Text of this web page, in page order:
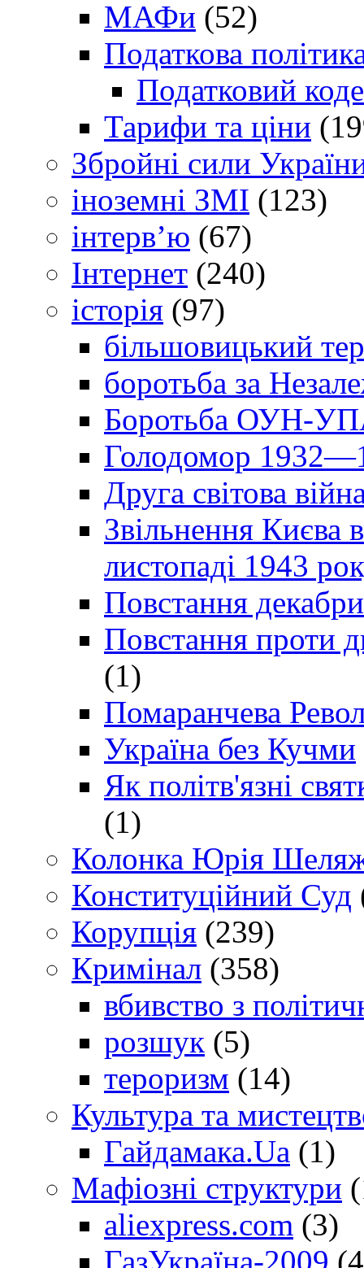
МАФи (52)
Податкова
Податковий
Тарифи та ціни
Збройні сили
іноземні ЗМІ (123)
інтерв’ю (67)
Інтернет (240)
історія (97)
більшовицький
боротьба за
Боротьба ОУН-УПА
Голодомор
Друга світова
Звільнення Києва
листопаді 1943
Повстання
Повстання проти
(1)
Помаранчева
Україна без Кучми
Як політв'язні
(1)
Колонка Юрія
Конституційний Суд
Корупція (239)
Кримінал (358)
вбивство з
розшук (5)
тероризм (14)
Культура та
Гайдамака.Ua (1)
Мафіозні структури
aliexpress.com (3)
ГазУкраїна-2009